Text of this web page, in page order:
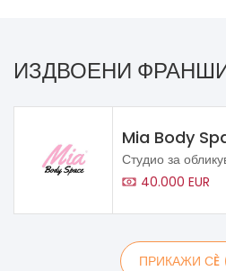
ИЗДВОЕНИ
Mia Body
Студио за
40.000 EUR
ПРИКАЖИ СÈ